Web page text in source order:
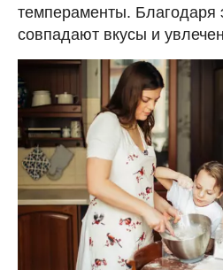
темпераменты. Благодаря
совпадают вкусы и